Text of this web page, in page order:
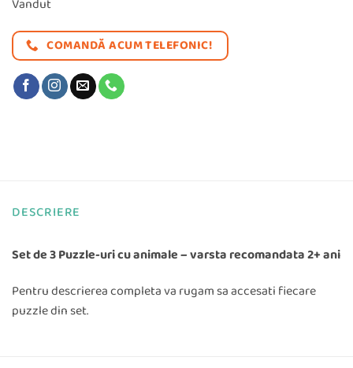
fost:
47,97 lei.
Vandut
COMANDĂ ACUM TELEFONIC!
DESCRIERE
Set de 3 Puzzle-uri cu animale – varsta recomandata 2+ ani
Pentru descrierea completa va rugam sa accesati fiecare
puzzle din set.